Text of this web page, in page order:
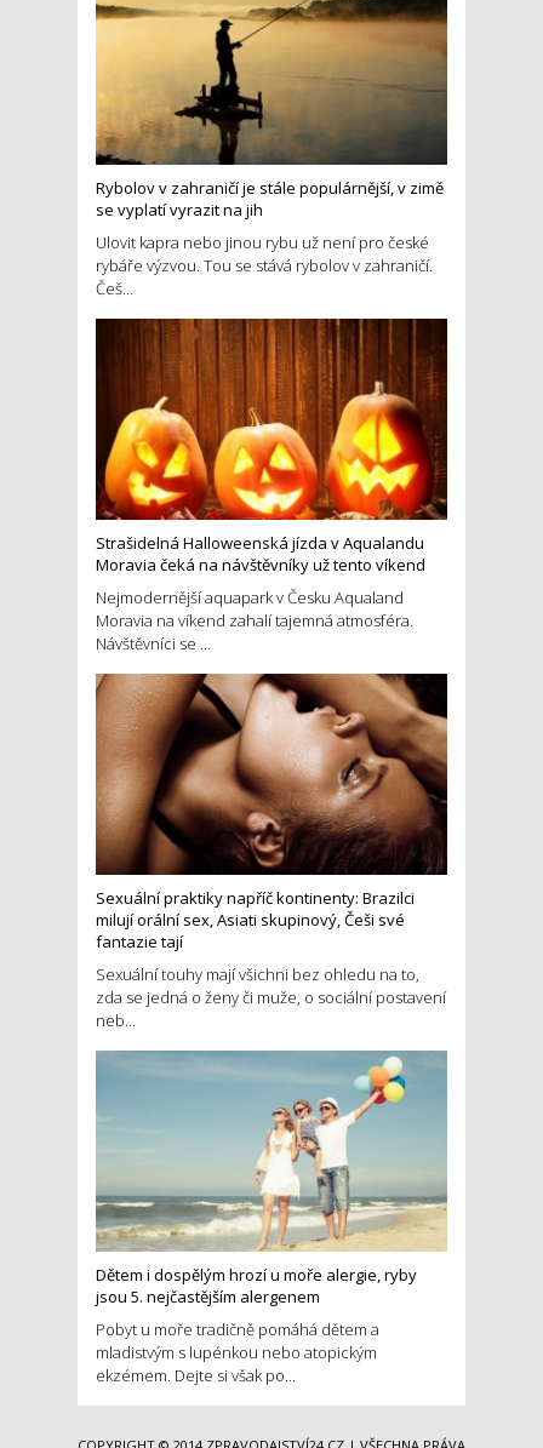
Rybolov v zahraničí je stále populárnější, v zimě
se vyplatí vyrazit na jih
Ulovit kapra nebo jinou rybu už není pro české
rybáře výzvou. Tou se stává rybolov v zahraničí.
Češ...
Strašidelná Halloweenská jízda v Aqualandu
Moravia čeká na návštěvníky už tento víkend
Nejmodernější aquapark v Česku Aqualand
Moravia na víkend zahalí tajemná atmosféra.
Návštěvníci se ...
Sexuální praktiky napříč kontinenty: Brazilci
milují orální sex, Asiati skupinový, Češi své
fantazie tají
Sexuální touhy mají všichni bez ohledu na to,
zda se jedná o ženy či muže, o sociální postavení
neb...
Dětem i dospělým hrozí u moře alergie, ryby
jsou 5. nejčastějším alergenem
Pobyt u moře tradičně pomáhá dětem a
mladistvým s lupénkou nebo atopickým
ekzémem. Dejte si však po...